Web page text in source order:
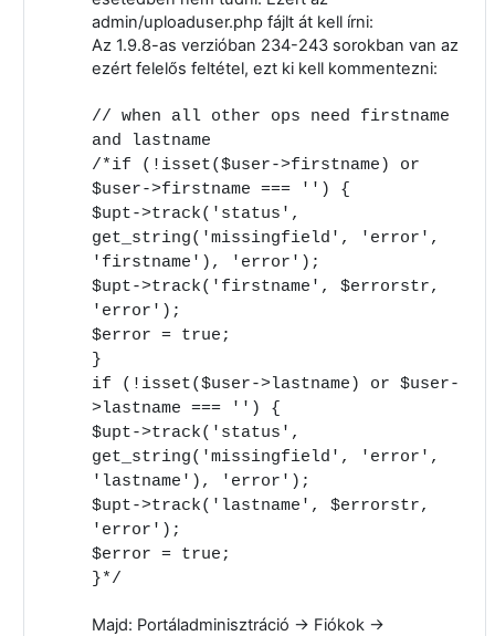
admin/uploaduser.php fájlt át kell írni:
Az 1.9.8-as verzióban 234-243 sorokban van az
ezért felelős feltétel, ezt ki kell kommentezni:
// when all other ops need firstname
and lastname
/*if (!isset($user->firstname) or
$user->firstname === '') {
$upt->track('status',
get_string('missingfield', 'error',
'firstname'), 'error');
$upt->track('firstname', $errorstr,
'error');
$error = true;
}
if (!isset($user->lastname) or $user-
>lastname === '') {
$upt->track('status',
get_string('missingfield', 'error',
'lastname'), 'error');
$upt->track('lastname', $errorstr,
'error');
$error = true;
}*/
Majd: Portáladminisztráció -> Fiókok ->